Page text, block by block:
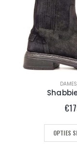
DAMES
€
OPTIES